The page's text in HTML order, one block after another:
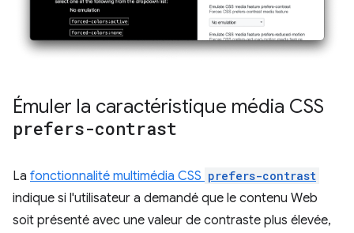
Émuler la caractéristique média CSS
prefers-contrast
La fonctionnalité multimédia CSS prefers-contrast
indique si l'utilisateur a demandé que le contenu Web
soit présenté avec une valeur de contraste plus élevée,